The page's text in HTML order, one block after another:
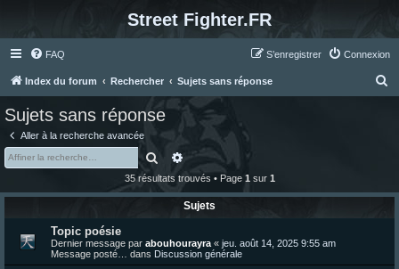
Street Fighter.FR
FAQ Connexion
S’enregistrer
Index du forum Rechercher Sujets sans réponse
Sujets sans réponse
Aller à la recherche avancée
RechercherRecherche avancée
35 résultats trouvés • Page 1 sur 1
Sujets
Topic poésie
Dernier message par abouhourayra « jeu. août 14, 2025 9:55 am
Message posté… dans Discussion générale